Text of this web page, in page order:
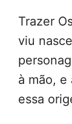
Trazer
viu
à mão, e
essa